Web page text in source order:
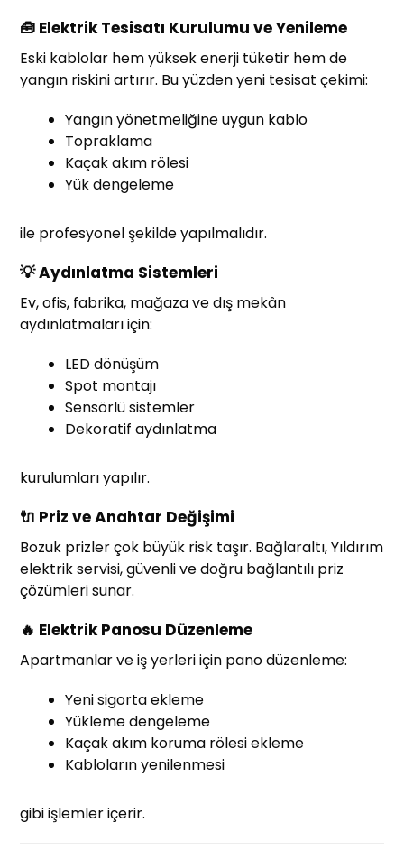
🧰 Elektrik Tesisatı Kurulumu ve Yenileme
Eski kablolar hem yüksek enerji tüketir hem de
yangın riskini artırır. Bu yüzden yeni tesisat çekimi:
Yangın yönetmeliğine uygun kablo
Topraklama
Kaçak akım rölesi
Yük dengeleme
ile profesyonel şekilde yapılmalıdır.
💡 Aydınlatma Sistemleri
Ev, ofis, fabrika, mağaza ve dış mekân
aydınlatmaları için:
LED dönüşüm
Spot montajı
Sensörlü sistemler
Dekoratif aydınlatma
kurulumları yapılır.
🔌 Priz ve Anahtar Değişimi
Bozuk prizler çok büyük risk taşır. Bağlaraltı, Yıldırım
elektrik servisi, güvenli ve doğru bağlantılı priz
çözümleri sunar.
🔥 Elektrik Panosu Düzenleme
Apartmanlar ve iş yerleri için pano düzenleme:
Yeni sigorta ekleme
Yükleme dengeleme
Kaçak akım koruma rölesi ekleme
Kabloların yenilenmesi
gibi işlemler içerir.